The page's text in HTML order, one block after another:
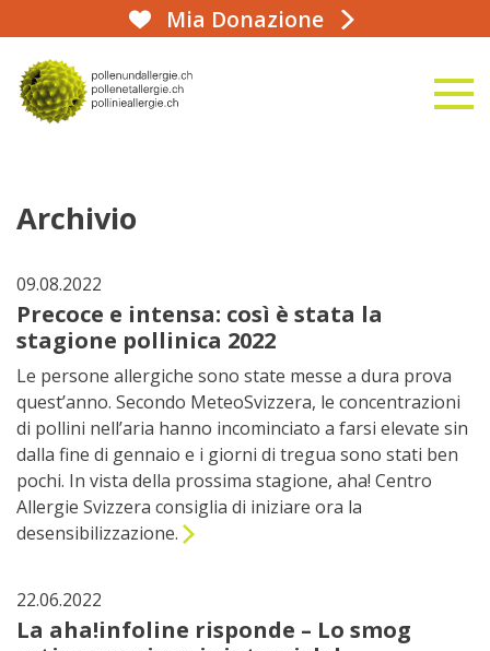
Mia Donazione
aha!infoline 031 359 90 50
Archivio
09.08.2022
Precoce e intensa: così è stata la
stagione pollinica 2022
Le persone allergiche sono state messe a dura prova
quest’anno. Secondo MeteoSvizzera, le concentrazioni
di pollini nell’aria hanno incominciato a farsi elevate sin
dalla fine di gennaio e i giorni di tregua sono stati ben
pochi. In vista della prossima stagione, aha! Centro
Allergie Svizzera consiglia di iniziare ora la
desensibilizzazione.
22.06.2022
La aha!infoline risponde – Lo smog